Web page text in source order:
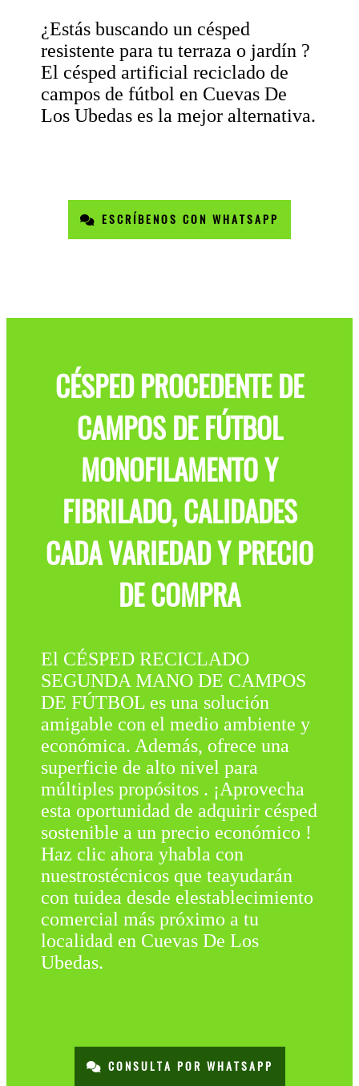
¿Estás buscando un césped
resistente para tu terraza o jardín ?
El césped artificial reciclado de
campos de fútbol en Cuevas De
Los Ubedas es la mejor alternativa.
ESCRÍBENOS CON WHATSAPP
CÉSPED PROCEDENTE DE
CAMPOS DE FÚTBOL
MONOFILAMENTO Y
FIBRILADO, CALIDADES
CADA VARIEDAD Y PRECIO
DE COMPRA
El CÉSPED RECICLADO
SEGUNDA MANO DE CAMPOS
DE FÚTBOL es una solución
amigable con el medio ambiente y
económica. Además, ofrece una
superficie de alto nivel para
múltiples propósitos . ¡Aprovecha
esta oportunidad de adquirir césped
sostenible a un precio económico !
Haz clic ahora yhabla con
nuestrostécnicos que teayudarán
con tuidea desde elestablecimiento
comercial más próximo a tu
localidad en Cuevas De Los
Ubedas.
CONSULTA POR WHATSAPP